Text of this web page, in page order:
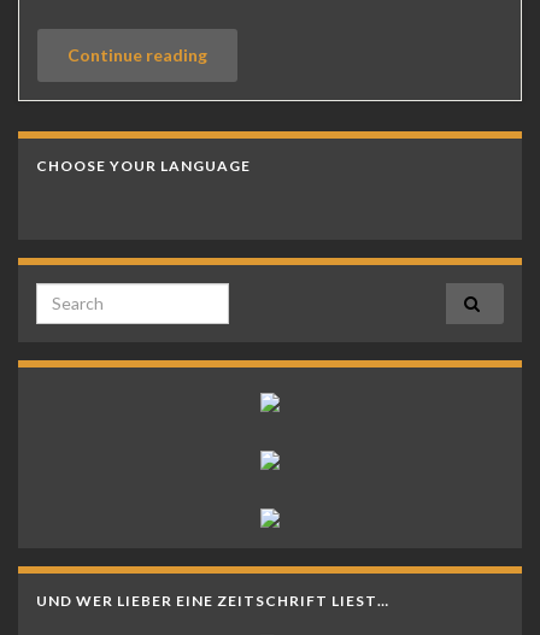
Continue reading
CHOOSE YOUR LANGUAGE
Search for:
UND WER LIEBER EINE ZEITSCHRIFT LIEST…